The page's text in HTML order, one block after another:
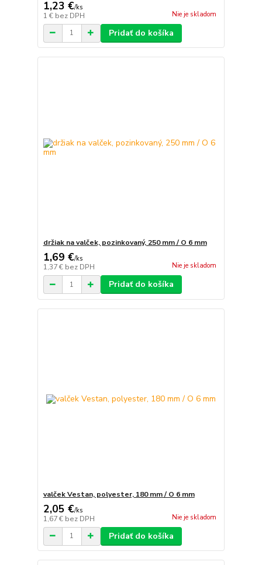
1,23 €/ks
1 € bez DPH Nie je skladom
Pridať do košíka
držiak na valček, pozinkovaný, 250 mm / O 6 mm
1,69 €/ks
1,37 € bez DPH Nie je skladom
Pridať do košíka
valček Vestan, polyester, 180 mm / O 6 mm
2,05 €/ks
1,67 € bez DPH Nie je skladom
Pridať do košíka